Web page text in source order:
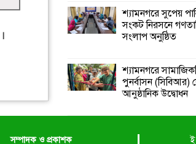
শ্যামনগরে সুপেয়
সংকট নিরসনে
সংলাপ অনুষ্ঠিত
শ্যামনগরে
পুনর্বাসন (সিবিআর)
আনুষ্ঠানিক উদ্বোধন
সম্পাদক ও প্রকাশক